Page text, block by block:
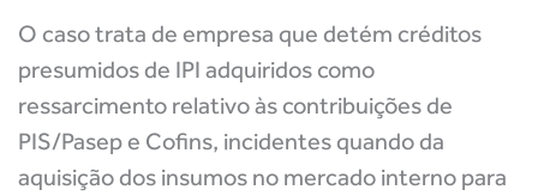
O caso trata de empresa que detém créditos
presumidos de IPI adquiridos como
ressarcimento relativo às contribuições de
PIS/Pasep e Cofins, incidentes quando da
aquisição dos insumos no mercado interno para